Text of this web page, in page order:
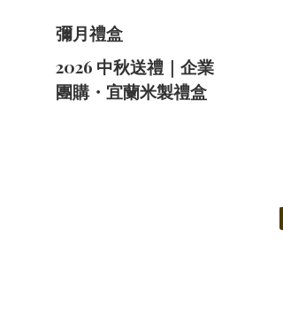
彌月禮盒
2026 中秋送禮｜企業
團購・宜蘭米製禮盒